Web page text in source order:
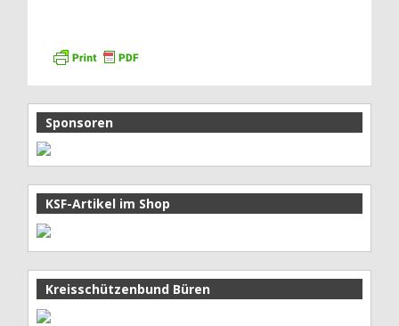
Sponsoren
KSF-Artikel im Shop
Kreisschützenbund Büren